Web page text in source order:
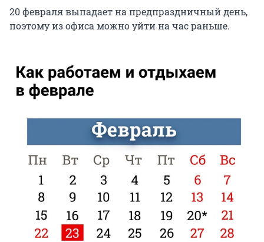
20 февраля выпадает на предпраздничный день,
поэтому из офиса можно уйти на час раньше.